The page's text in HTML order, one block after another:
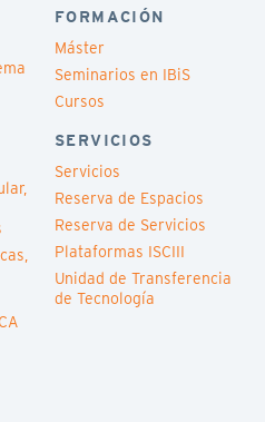
FORMACIÓN
Máster
Seminarios en IBiS
Cursos
SERVICIOS
Servicios
Reserva de Espacios
Reserva de Servicios
Plataformas ISCIII
Unidad de Transferencia
de Tecnología